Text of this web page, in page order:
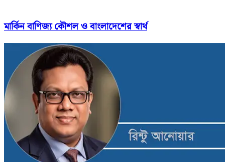
মার্কিন বাণিজ্য কৌশল ও বাংলাদেশের স্বার্থ